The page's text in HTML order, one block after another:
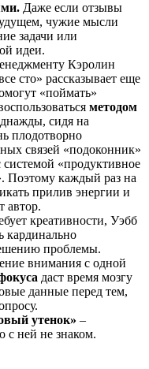
Даже если отзывы
чужие мысли
задачи или
идеи.
Кэролин
сто» рассказывает еще
«поймать»
методом
сидя на
плодотворно
связей «подоконник»
системой «продуктивное
Поэтому каждый раз на
прилив энергии и
автор.
креативности, Уэбб
кардинально
проблемы.
внимания с одной
даст время мозгу
данные перед тем,
утенок» –
с ней не знаком.